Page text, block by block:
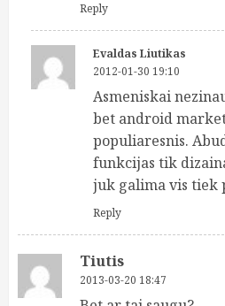
Reply
Evaldas Liutikas
2012-01-30 19:10
Asmeniskai
bet android
populiaresnis.
funkcijas tik
juk galima vis tiek
Reply
Tiutis
2013-03-20 18:47